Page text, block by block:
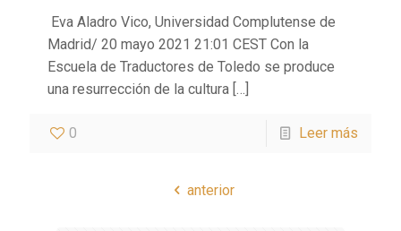
Eva Aladro Vico, Universidad Complutense de
Madrid/ 20 mayo 2021 21:01 CEST Con la
Escuela de Traductores de Toledo se produce
una resurrección de la cultura […]
0 Leer más
anterior